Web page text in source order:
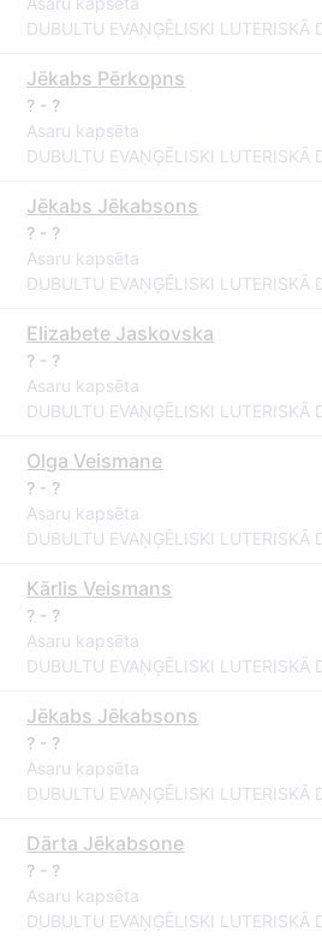
DUBULTU EVAŅĢĒLISKI LUTERISKĀ
Jēkabs Pērkopns
? - ?
Asaru kapsēta
DUBULTU EVAŅĢĒLISKI LUTERISKĀ
Jēkabs Jēkabsons
? - ?
Asaru kapsēta
DUBULTU EVAŅĢĒLISKI LUTERISKĀ
Elizabete Jaskovska
? - ?
Asaru kapsēta
DUBULTU EVAŅĢĒLISKI LUTERISKĀ
Olga Veismane
? - ?
Asaru kapsēta
DUBULTU EVAŅĢĒLISKI LUTERISKĀ
Kārlis Veismans
? - ?
Asaru kapsēta
DUBULTU EVAŅĢĒLISKI LUTERISKĀ
Jēkabs Jēkabsons
? - ?
Asaru kapsēta
DUBULTU EVAŅĢĒLISKI LUTERISKĀ
Dārta Jēkabsone
? - ?
Asaru kapsēta
DUBULTU EVAŅĢĒLISKI LUTERISKĀ